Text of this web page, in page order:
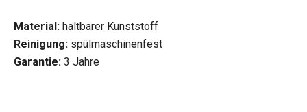
Material: haltbarer Kunststoff
Reinigung: spülmaschinenfest
Garantie: 3 Jahre